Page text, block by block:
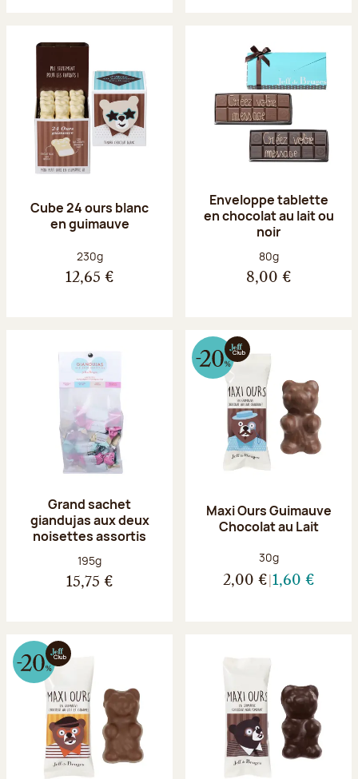
Cube 24 ours blanc
en guimauve
Poids net :
230g
12,65 €
Enveloppe tablette
en chocolat au lait ou
noir
Poids net :
80g
8,00 €
Grand sachet
giandujas aux deux
noisettes assortis
Poids net :
195g
15,75 €
Maxi Ours Guimauve
Chocolat au Lait
Poids net :
30g
2,00 € 1,60 €